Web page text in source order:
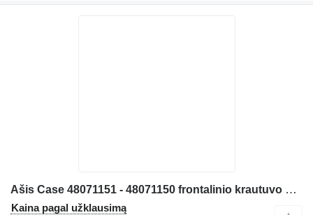
Ašis Case 48071151 - 48071150 frontalinio krautuvo W70C W80C
Kaina pagal užklausimą